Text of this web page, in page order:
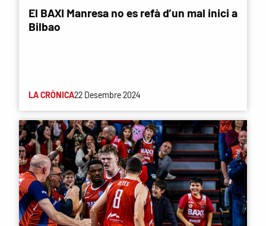
El BAXI Manresa no es refà d’un mal inici a
Bilbao
LA CRÒNICA22 Desembre 2024